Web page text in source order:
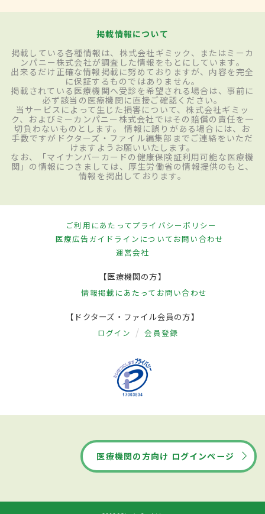
掲載情報について
掲載している各種情報は、株式会社ギミック、またはミーカ
ンパニー株式会社が調査した情報をもとにしています。
出来るだけ正確な情報掲載に努めておりますが、内容を完全
に保証するものではありません。
掲載されている医療機関へ受診を希望される場合は、事前に
必ず該当の医療機関に直接ご確認ください。
当サービスによって生じた損害について、株式会社ギミッ
ク、およびミーカンパニー株式会社ではその賠償の責任を一
切負わないものとします。 情報に誤りがある場合には、お
手数ですがドクターズ・ファイル編集部までご連絡をいただ
けますようお願いいたします。
なお、「マイナンバーカードの健康保険証利用可能な医療機
関」の情報につきましては、厚生労働省の情報提供のもと、
情報を掲出しております。
ご利用にあたってプライバシーポリシー
医療広告ガイドラインについてお問い合わせ
運営会社
【医療機関の方】
情報掲載にあたって お問い合わせ
【ドクターズ・ファイル会員の方】
ログイン 会員登録
医療機関の方向け ログインページ